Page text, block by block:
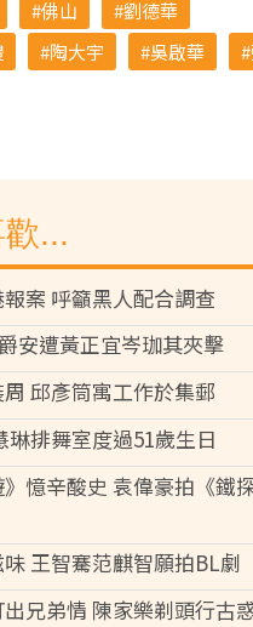
佛山
劉德華
陶大宇 吳啟華
...
案 呼籲黑人配合調查
安遭黃正宜岑珈其夾擊
邱彥筒寓工作於集郵
排舞室度過51歲生日
憶辛酸史 袁偉豪拍《鐵
王智騫范麒智願拍BL劇
兄弟情 陳家樂剃頭行古